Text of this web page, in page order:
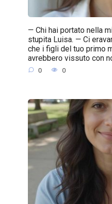
— Chi hai portato nella
stupita Luisa. — Ci
che i figli del tuo primo
avrebbero vissuto con
0 0